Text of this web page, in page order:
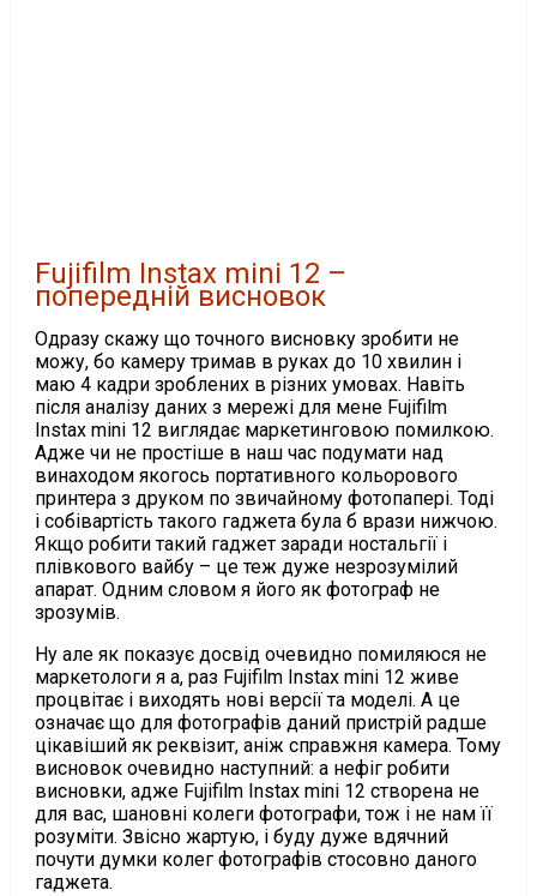
Fujifilm Instax mini 12 –
попередній висновок
Одразу скажу що точного висновку зробити не
можу, бо камеру тримав в руках до 10 хвилин і
маю 4 кадри зроблених в різних умовах. Навіть
після аналізу даних з мережі для мене Fujifilm
Instax mini 12 виглядає маркетинговою помилкою.
Адже чи не простіше в наш час подумати над
винаходом якогось портативного кольорового
принтера з друком по звичайному фотопапері. Тоді
і собівартість такого гаджета була б врази нижчою.
Якщо робити такий гаджет заради ностальгії і
плівкового вайбу – це теж дуже незрозумілий
апарат. Одним словом я його як фотограф не
зрозумів.
Ну але як показує досвід очевидно помиляюся не
маркетологи я а, раз Fujifilm Instax mini 12 живе
процвітає і виходять нові версії та моделі. А це
означає що для фотографів даний пристрій радше
цікавіший як реквізит, аніж справжня камера. Тому
висновок очевидно наступний: а нефіг робити
висновки, адже Fujifilm Instax mini 12 створена не
для вас, шановні колеги фотографи, тож і не нам її
розуміти. Звісно жартую, і буду дуже вдячний
почути думки колег фотографів стосовно даного
гаджета.